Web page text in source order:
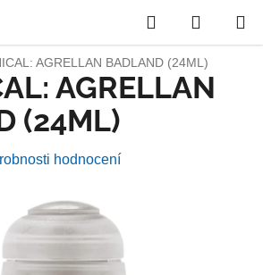
Hledat
KOŠÍK
AGRELLAN BADLAND (24ML)
AGRELLAN
(24ML)
hodnocení